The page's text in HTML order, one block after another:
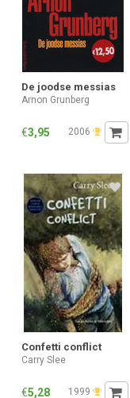
De joodse messias
Arnon Grunberg
€3,95 2006
Confetti conflict
Carry Slee
€5,28 1999